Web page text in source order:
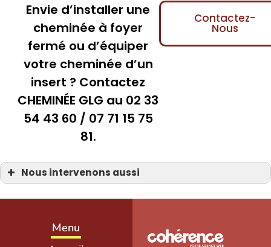
Contactez-
Nous
Envie d’installer une
cheminée à foyer
fermé ou d’équiper
votre cheminée d’un
insert ? Contactez
CHEMINÉE GLG au 02 33
54 43 60 / 07 71 15 75
81.
Nous intervenons aussi
Cheminée Insert Coutances
Cheminée Insert Isigny-sur-Mer
Cheminée Insert La Haye-du-Puits
Menu